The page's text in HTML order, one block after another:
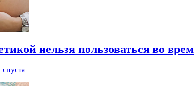
нельзя пользоваться во
спустя